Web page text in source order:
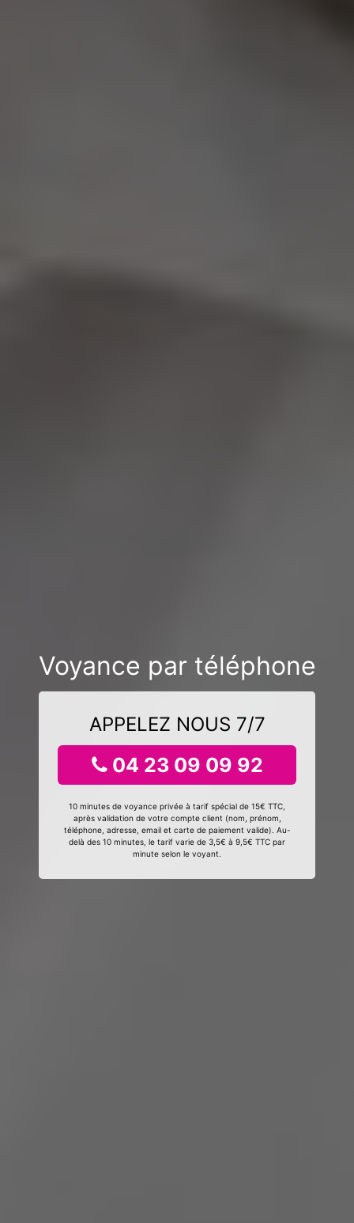
Voyance par téléphone
APPELEZ NOUS 7/7
04 23 09 09 92
10 minutes de voyance privée à tarif spécial de 15€ TTC,
après validation de votre compte client (nom, prénom,
téléphone, adresse, email et carte de paiement valide). Au-
delà des 10 minutes, le tarif varie de 3,5€ à 9,5€ TTC par
minute selon le voyant.